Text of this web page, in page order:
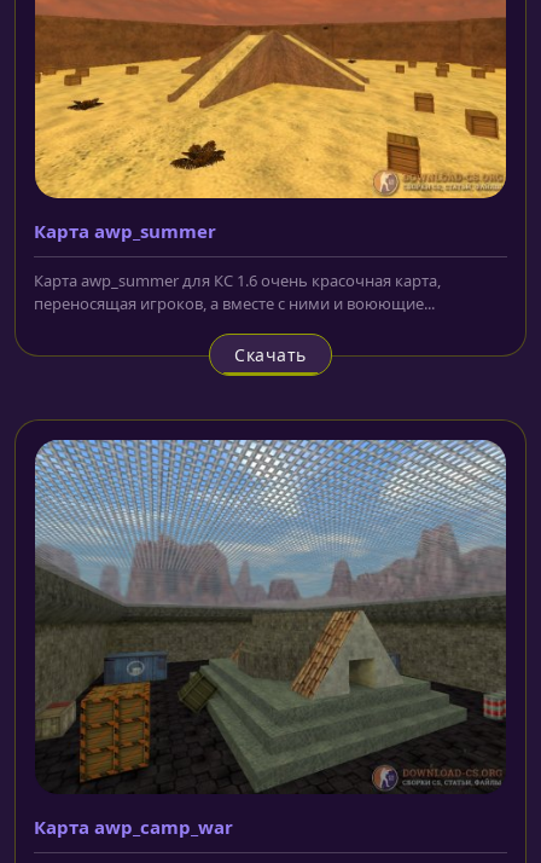
Карта awp_summer
Карта awp_summer для КС 1.6 очень красочная карта,
переносящая игроков, а вместе с ними и воюющие...
Скачать
Карта awp_camp_war